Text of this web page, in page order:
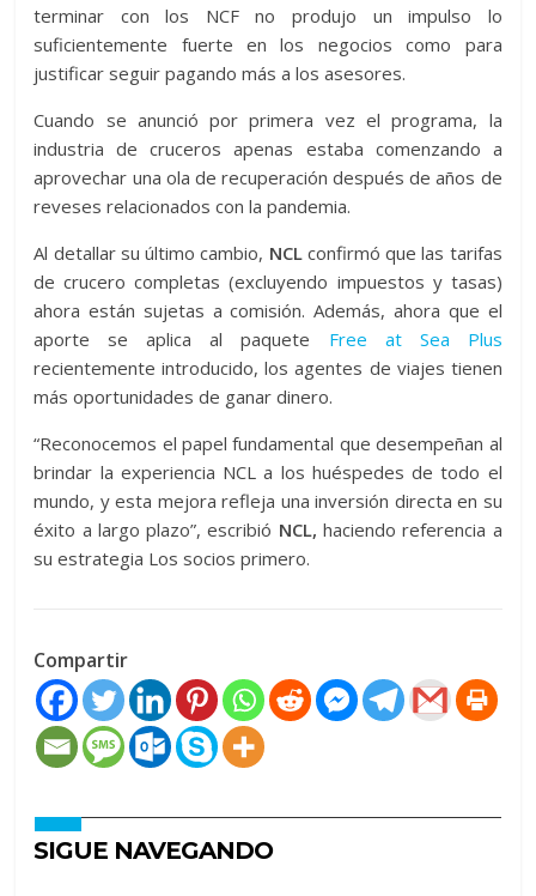
terminar con los NCF no produjo un impulso lo
suficientemente fuerte en los negocios como para
justificar seguir pagando más a los asesores.
Cuando se anunció por primera vez el programa, la
industria de cruceros apenas estaba comenzando a
aprovechar una ola de recuperación después de años de
reveses relacionados con la pandemia.
Al detallar su último cambio, NCLconfirmó que las tarifas
de crucero completas (excluyendo impuestos y tasas)
ahora están sujetas a comisión. Además, ahora que el
aporte se aplica al paquete Free at Sea Plus
recientemente introducido, los agentes de viajes tienen
más oportunidades de ganar dinero.
“Reconocemos el papel fundamental que desempeñan al
brindar la experiencia NCL a los huéspedes de todo el
mundo, y esta mejora refleja una inversión directa en su
éxito a largo plazo”, escribió NCL, haciendo referencia a
su estrategia Los socios primero.
Compartir
SIGUE NAVEGANDO